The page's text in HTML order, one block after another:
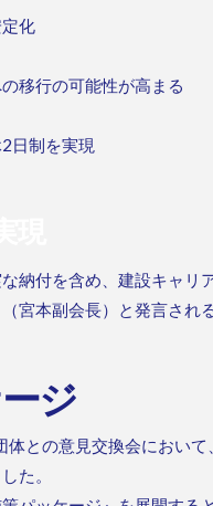
化
移行の可能性が高まる
日制を実現
納付を含め、建設キャ
宮本副会長）と発言され
ジ
との意見交換会におい
た。